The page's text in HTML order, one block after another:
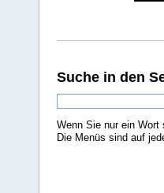
Suche in den
Wenn Sie nur ein
Die Menüs sind auf